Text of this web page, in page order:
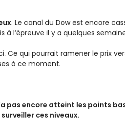
. Le canal du Dow est encore
l’épreuve il y a quelques
Ce qui pourrait ramener le prix
à ce moment.
pas encore atteint les points
ces niveaux.